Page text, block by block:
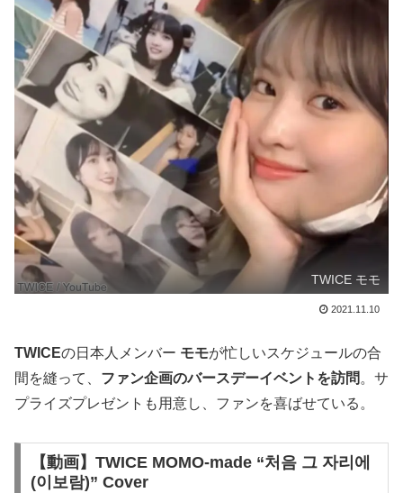
TWICE モモ
2021.11.10
TWICEの日本人メンバー モモが忙しいスケジュールの合
間を縫って、 ファン企画のバースデーイベントを訪問 。サ
プライズプレゼントも用意し、ファンを喜ばせている。
【動画】TWICE MOMO-made “처음 그 자리에
(이보람)” Cover